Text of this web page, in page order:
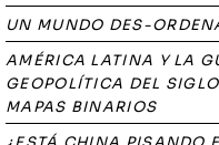
UN MUNDO DES-
AMÉRICA LATINA Y LA
GEOPOLÍTICA DEL
MAPAS BINARIOS